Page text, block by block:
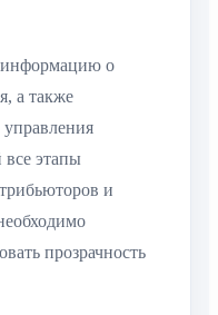
информацию о
а также
все этапы
и
прозрачность